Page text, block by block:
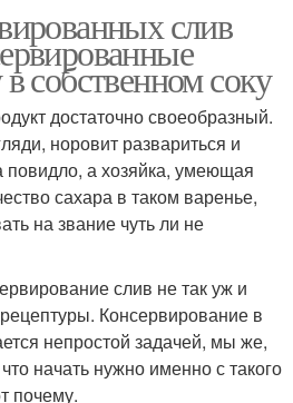
слив
собственном соку
достаточно своеобразный.
норовит развариться и
повидло, а хозяйка, умеющая
сахара в таком варенье,
на звание чуть ли не
слив не так уж и
Консервирование в
непростой задачей, мы же,
начать нужно именно с такого
почему.